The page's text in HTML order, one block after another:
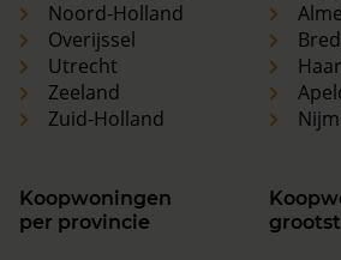
Noord-Holland
Overijssel
Utrecht
Zeeland
Zuid-Holland
Koopwoningen
per provincie